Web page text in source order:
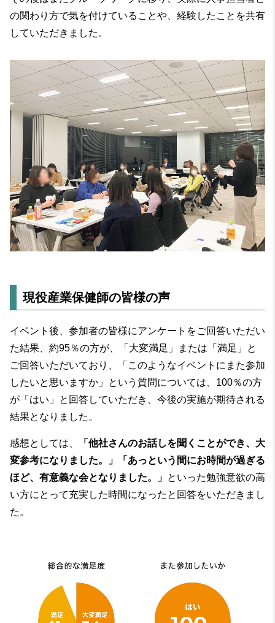
の関わり方で気を付けていることや、経験したことを共有
していただきました。
現役産業保健師の皆様の声
イベント後、参加者の皆様にアンケートをご回答いただい
た結果、約95％の方が、「大変満足」または「満足」と
ご回答いただいており、「このようなイベントにまた参加
したいと思いますか」という質問については、100％の方
が「はい」と回答していただき、今後の実施が期待される
結果となりました。
感想としては、
「他社さんのお話しを聞くことができ、大
変参考になりました。」「あっという間にお時間が過ぎる
ほど、有意義な会となりました。」 といった勉強意欲の高
い方にとって充実した時間になったと回答をいただきまし
た。